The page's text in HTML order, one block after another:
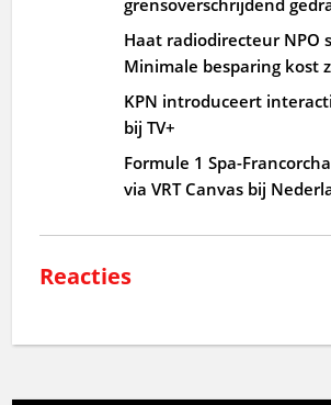
Haat radiodirecteur NPO
Minimale besparing kost
KPN introduceert
bij TV+
Formule 1 Spa-
via VRT Canvas bij
Reacties